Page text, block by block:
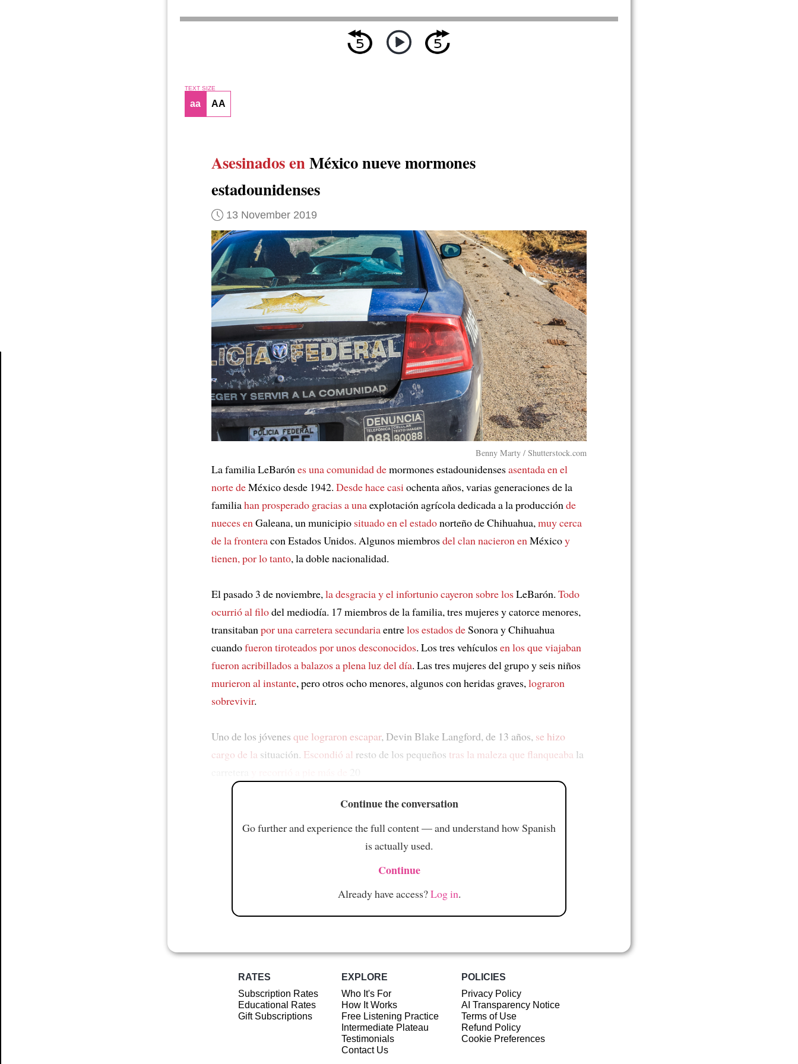
TEXT SIZE
aa AA
Asesinados enMéxico nueve mormones
estadounidenses
13 November 2019
Benny Marty / Shutterstock.com
La familia LeBarón es una comunidad demormones estadounidensesasentada en el
norte deMéxico desde 1942. Desde hace casi ochenta años, varias generaciones de la
familiahan prosperado gracias a unaexplotación agrícola dedicada a la producción de
nueces en Galeana, un municipio situado en el estadonorteño de Chihuahua, muy cerca
de la fronteracon Estados Unidos. Algunos miembrosdel clan nacieron en Méxicoy
tienen, por lo tanto, la doble nacionalidad.
El pasado 3 de noviembre, la desgracia y el infortuniocayeron sobre losLeBarón. Todo
ocurrió al filodel mediodía. 17 miembros de la familia, tres mujeres y catorce menores,
transitaban por una carretera secundariaentrelos estados deSonora y Chihuahua
cuandofueron tiroteados por unos desconocidos. Los tres vehículosen los que viajaban
fueron acribillados a balazosa plena luz del día. Las tres mujeres del grupo y seis niños
murieron al instante, pero otros ocho menores, algunos con heridas graves, lograron
sobrevivir.
Uno de los jóvenes que lograron escapar, Devin Blake Langford, de 13 años, se hizo
cargo de la situación. Escondió al resto de los pequeños tras la maleza que flanqueaba la
Continue the conversation
Go further and experience the full content — and understand how Spanish
is actually used.
Continue
Already have access?Log in.
RATES
Subscription Rates
Educational Rates
Gift Subscriptions
EXPLORE
Who It's For
How It Works
Free Listening Practice
Intermediate Plateau
Testimonials
Contact Us
POLICIES
Privacy Policy
AI Transparency Notice
Terms of Use
Refund Policy
Cookie Preferences